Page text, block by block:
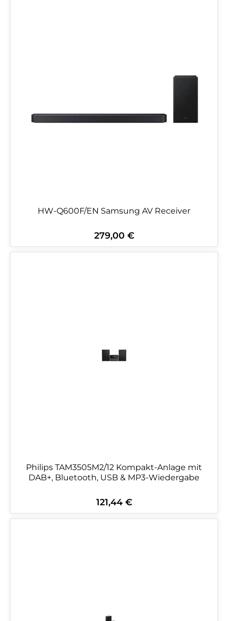
HW-Q600F/EN Samsung AV Receiver
Regulärer Preis:
279,00 €
Philips TAM3505M2/12 Kompakt-Anlage mit
DAB+, Bluetooth, USB & MP3-Wiedergabe
Regulärer Preis:
121,44 €